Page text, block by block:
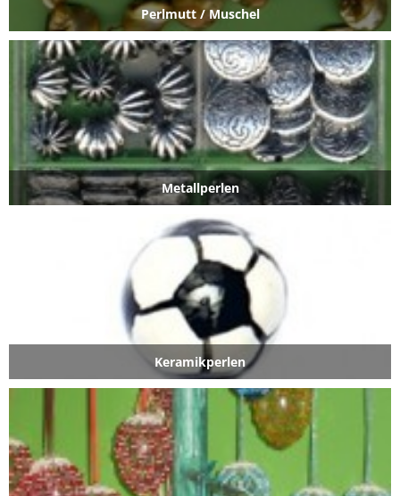
Keramikperlen
Perlmutt / Muschel
Metallperlen